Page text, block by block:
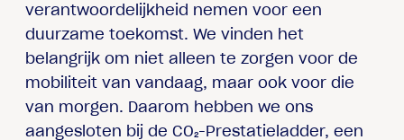
verantwoordelijkheid nemen voor een
duurzame toekomst. We vinden het
belangrijk om niet alleen te zorgen voor de
mobiliteit van vandaag, maar ook voor die
van morgen. Daarom hebben we ons
aangesloten bij de CO₂-Prestatieladder, een